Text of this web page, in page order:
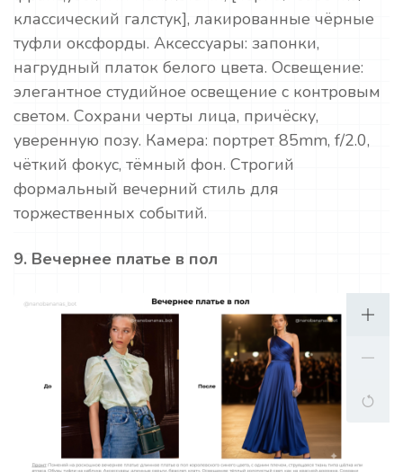
классический галстук], лакированные чёрные
туфли оксфорды. Аксессуары: запонки,
нагрудный платок белого цвета. Освещение:
элегантное студийное освещение с контровым
светом. Сохрани черты лица, причёску,
уверенную позу. Камера: портрет 85mm, f/2.0,
чёткий фокус, тёмный фон. Строгий
формальный вечерний стиль для
торжественных событий.
9. Вечернее платье в пол